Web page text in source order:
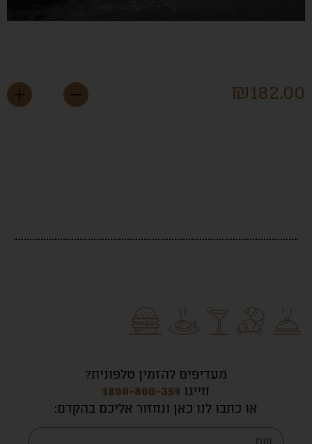
₪
מעדיפים להזמין טלפונית?
חייגו1800-800-359
או כתבו לנו כאן ונחזור אליכם בהקדם: